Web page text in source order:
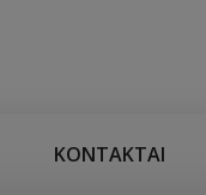
KONTAKTAI